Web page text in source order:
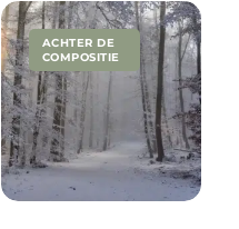
ACHTER DE
COMPOSITIE